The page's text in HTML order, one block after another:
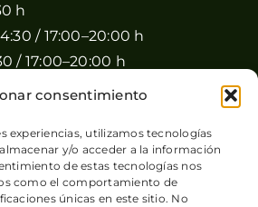
consentimiento
experiencias, utilizamos tecnologías
y/o acceder a la información
de estas tecnologías nos
como el comportamiento de
únicas en este sitio. No
h
/ 17:00–20:00 h
/ 17:00–20:00 h
/ 17:00–20:00 h